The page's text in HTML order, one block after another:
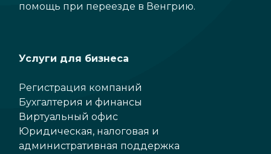
помощь при переезде в Венгрию.
Услуги для бизнеса
Регистрация компаний
Бухгалтерия и финансы
Виртуальный офис
Юридическая, налоговая и
административная поддержка